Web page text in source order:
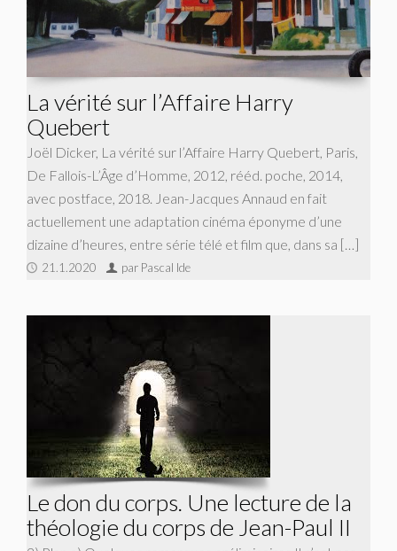
La vérité sur l’Affaire Harry
Quebert
Joël Dicker, La vérité sur l’Affaire Harry Quebert, Paris,
De Fallois-L’Âge d’Homme, 2012, rééd. poche, 2014,
avec postface, 2018. Jean-Jacques Annaud en fait
actuellement une adaptation cinéma éponyme d’une
dizaine d’heures, entre série télé et film que, dans sa […]
21.1.2020 par Pascal Ide
Le don du corps. Une lecture de la
théologie du corps de Jean-Paul II